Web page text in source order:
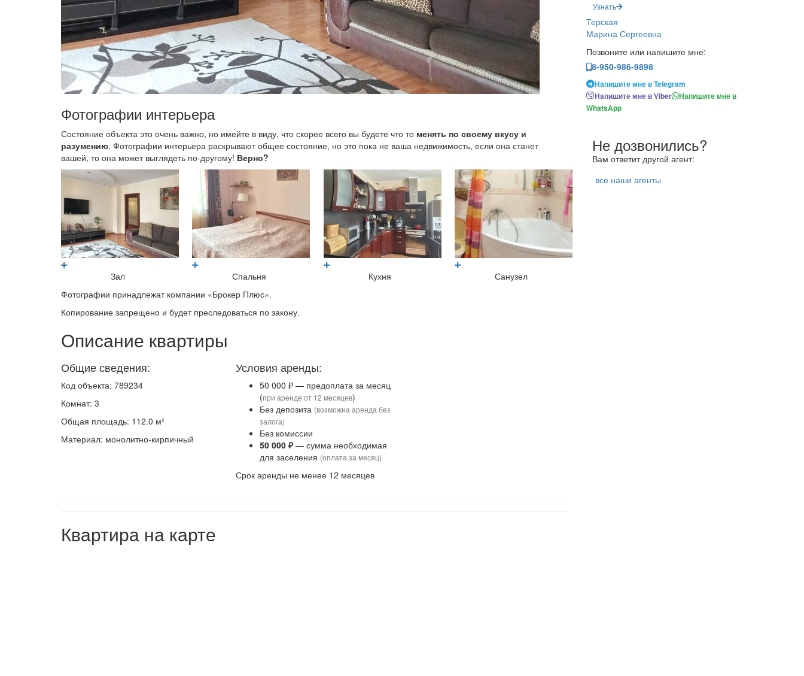
Фотографии интерьера
Состояние объекта это очень важно, но имейте в виду, что скорее всего вы будете что то менять по своему вкусу и
разумению. Фотографии интерьера раскрывают общее состояние, но это пока не ваша недвижимость, если она станет
вашей, то она может выглядеть по-другому! Верно?
Зал Спальня Кухня
Санузел
Фотографии принадлежат компании «Брокер Плюс».
Копирование запрещено и будет преследоваться по закону.
Описание квартиры
Общие сведения:
Код объекта: 789234
Комнат: 3
Общая площадь: 112.0 м²
Материал: монолитно-кирпичный
Условия аренды:
50 000 ₽ — предоплата за месяц
(при аренде от 12 месяцев)
Без депозита (возможна аренда без
залога)
Без комиссии
50 000 ₽— сумма необходимая
для заселения (оплата за месяц)
Срок аренды не менее 12 месяцев
Квартира на карте
Узнать
Терская
Марина Сергеевна
Позвоните или напишите мне:
8-950-986-9898
Напишите мне в Telegram
Напишите мне в Viber
Напишите мне в
WhatsApp
Не дозвонились?
Вам ответит другой агент:
все наши агенты